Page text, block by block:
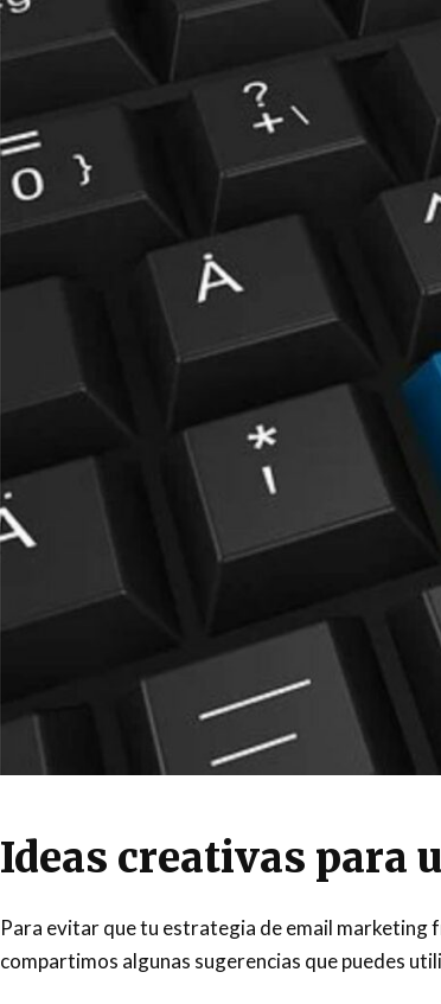
Ideas creativas para
Para evitar que tu estrategia de email marketing
compartimos algunas sugerencias que puedes